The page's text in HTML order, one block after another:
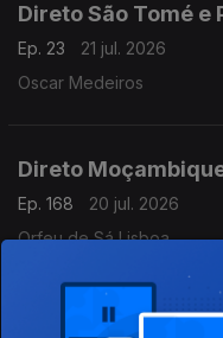
Direto São Tomé
Ep. 23
21 jul. 2026
Oscar Medeiros
Direto
Ep. 168
20 jul. 2026
Orfeu de Sá Lisboa
Direto